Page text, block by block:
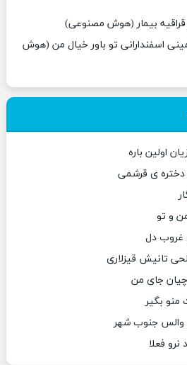
قراقیه بیمار (هوش مصنوعی)
اسفندارانی تو باور خیال من (هوش
اولین باره
دختره ی قرشمی
و تو
غروب دل
تانیش قیزلاری
جای من
بگیر
والس جنوب شهر
نرو فعلا